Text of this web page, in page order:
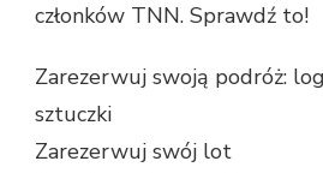
członków TNN. Sprawdź to!
Zarezerwuj swoją podróż:
sztuczki
Zarezerwuj swój lot